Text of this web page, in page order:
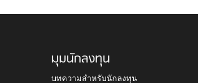
มุมนักลงทุน
บทความสำหรับนักลงทุน